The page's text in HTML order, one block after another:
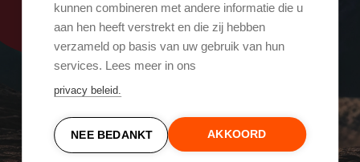
kunnen combineren met andere informatie die u
aan hen heeft verstrekt en die zij hebben
verzameld op basis van uw gebruik van hun
services. Lees meer in ons
privacy beleid.
NEE BEDANKT AKKOORD